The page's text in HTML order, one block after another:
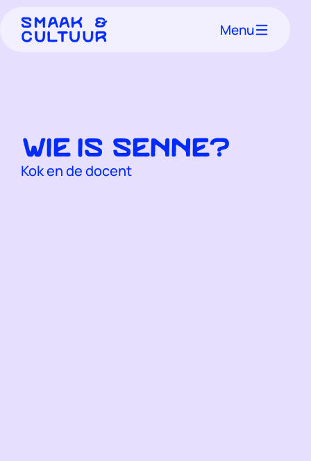
Menu
Wie is Senne?
Kok en de docent